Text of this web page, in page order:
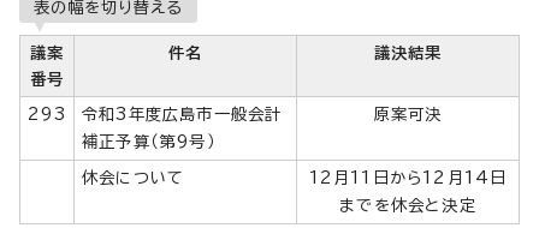
表の幅を切り替える
議案
番号
件名 議決結果
293
令和3年度広島市一般会計
補正予算（第9号）
原案可決
休会について
12月11日から12月14日
までを休会と決定